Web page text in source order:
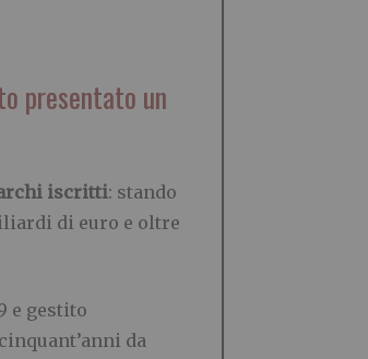
presentato un
iscritti: stando
di euro e oltre
e gestito
da